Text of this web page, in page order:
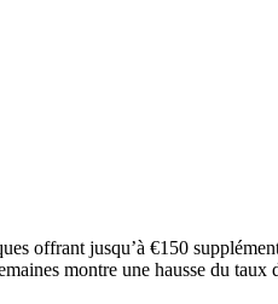
offrant jusqu’à €150
montre une hausse du taux